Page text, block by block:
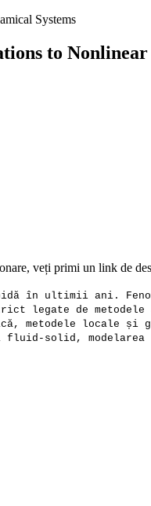
to Nonlinear
veți primi un link de
în ultimii ani.
de metodele
metodele locale
solid,